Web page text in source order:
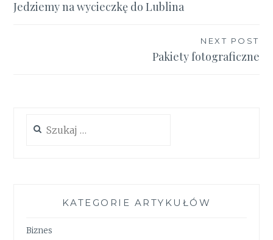
wpisu
Jedziemy na wycieczkę do Lublina
NEXT POST
Pakiety fotograficzne
KATEGORIE ARTYKUŁÓW
Biznes